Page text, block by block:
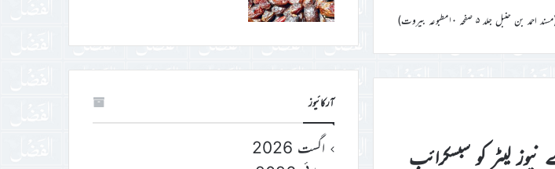
احمد بن حنبل جلد ۵ صفحہ ۱۰مطبوعہ بیروت)
لیٹر کو سبسکرائب
آرکائیوز
اگست 2026